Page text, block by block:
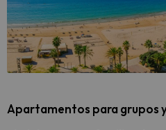
Apartamentos para grupos